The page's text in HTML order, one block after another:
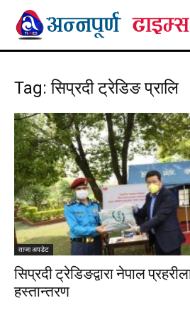
Tag: सिप्रदी ट्रेडिङ प्रालि
ताजा अपडेट
सिप्रदी ट्रेडिङद्वारा नेपाल
हस्तान्तरण